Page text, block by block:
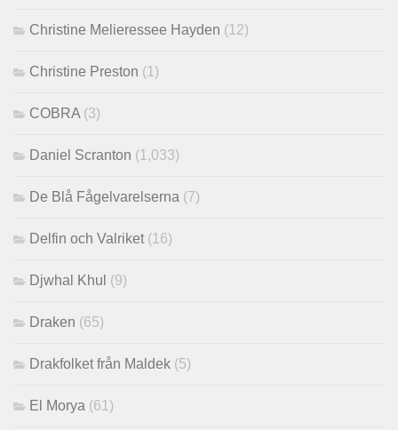
Christine Melieressee Hayden (12)
Christine Preston (1)
COBRA (3)
Daniel Scranton (1,033)
De Blå Fågelvarelserna (7)
Delfin och Valriket (16)
Djwhal Khul (9)
Draken (65)
Drakfolket från Maldek (5)
El Morya (61)